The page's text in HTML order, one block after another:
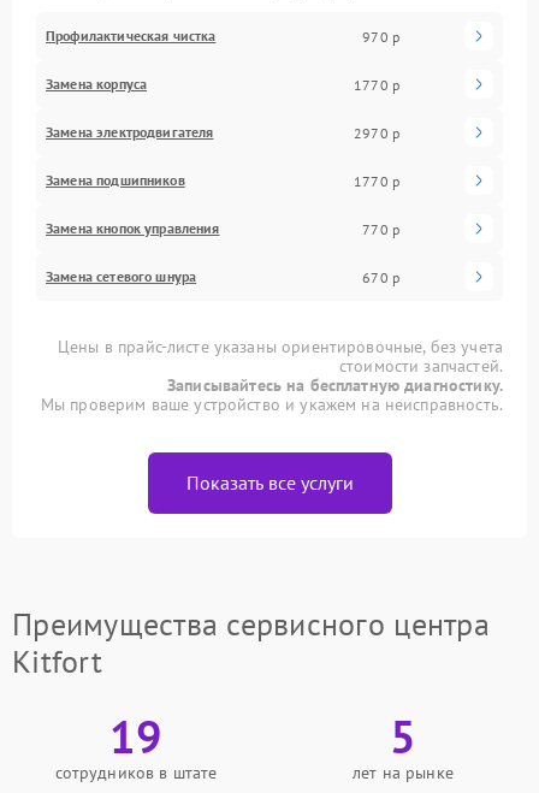
Профилактическая чистка 970 р
Замена корпуса 1770 р
Замена электродвигателя 2970 р
Замена подшипников 1770 р
Замена кнопок управления 770 р
Замена сетевого шнура 670 р
Цены в прайс-листе указаны ориентировочные, без учета
стоимости запчастей.
Записывайтесь на бесплатную диагностику.
Мы проверим ваше устройство и укажем на неисправность.
Показать все услуги
Преимущества сервисного центра
Kitfort
19
сотрудников в штате
5
лет на рынке